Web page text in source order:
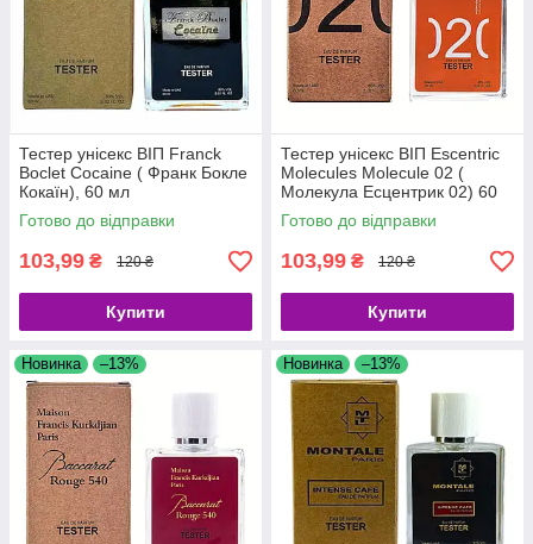
Тестер унісекс ВІП Franck
Boclet Cocaine ( Франк Бокле
Кокаїн), 60 мл
Готово до відправки
103,99 ₴ 120 ₴
Купити
Тестер унісекс ВІП Escentric
Molecules Molecule 02 (
Молекула Есцентрик 02) 60
мл
Готово до відправки
103,99 ₴ 120 ₴
Купити
Новинка –13% Новинка –13%